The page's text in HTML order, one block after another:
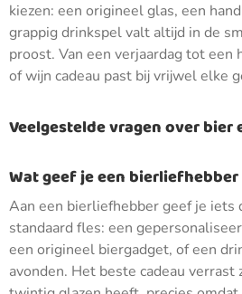
kiezen: een origineel glas, een
grappig drinkspel valt altijd in de
proost. Van een verjaardag tot een
of wijn cadeau past bij vrijwel elke
Veelgestelde vragen over bier
Wat geef je een bierliefhebber
Aan een bierliefhebber geef je iets
standaard fles: een
een origineel biergadget, of een
avonden. Het beste cadeau